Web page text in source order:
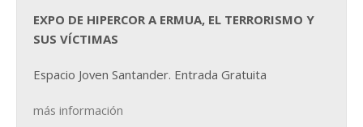
EXPO DE HIPERCOR A ERMUA, EL TERRORISMO Y
SUS VÍCTIMAS
Espacio Joven Santander. Entrada Gratuita
más información